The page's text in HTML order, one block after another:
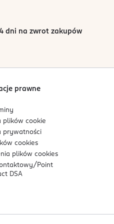
najnowszej
dni na zwrot zakupów
prawne
plikówcookie
prywatności
cookies
plikówcookies
Point
DSA